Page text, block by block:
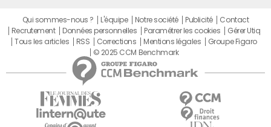
Qui sommes-nous ? L'équipe Notre société Publicité
Contact
Recrutement
Données personnelles Paramétrer les cookies
Gérer Utiq
Tous les articles
RSS Corrections Mentions légales
Groupe Figaro
© 2025 CCM Benchmark